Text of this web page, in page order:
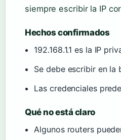
siempre escribir la IP
Hechos confirmados
192.168.1.1 es la IP
Se debe escribir en la
Las credenciales
Qué no está claro
Algunos routers